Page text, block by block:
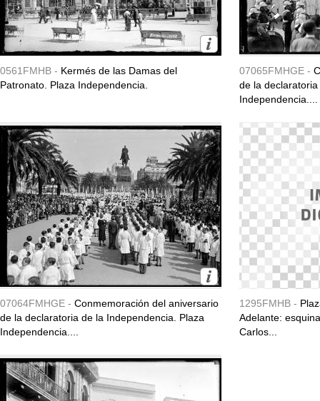
0561FMHB - Kermés de las Damas del
Patronato. Plaza Independencia.
07065FMHGE -
de la
Independencia....
07064FMHGE - Conmemoración del aniversario
de la declaratoria de la Independencia. Plaza
Independencia....
1295FMHB -
Adelante:
Carlos...